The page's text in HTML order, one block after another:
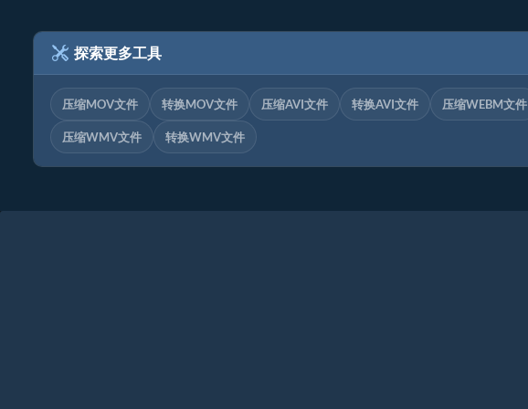
探索更多工具
压缩MOV文件 转换MOV文件 压缩AVI文件 转换AVI文件 压缩WEBM文件
压缩WMV文件 转换WMV文件